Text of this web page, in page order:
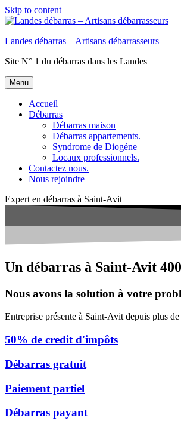
Skip to content
Landes débarras – Artisans débarrasseurs
Site N° 1 du débarras dans les Landes
Menu
Accueil
Débarras
Débarras maison
Débarras appartements.
Syndrome de Diogéne
Locaux professionnels.
Contactez nous.
Nous rejoindre
Expert en débarras à Saint-Avit
Un débarras à Saint-Avit
Nous avons la solution à votre
Entreprise présente à Saint-Avit depuis plus de
50% de credit d'impôts
Débarras gratuit
Paiement partiel
Débarras payant